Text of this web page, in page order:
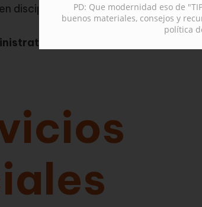
disciplinario y de incompatibilidades.
del Estado
PD: Que modernidad eso de
buenos materiales, consejos y
política